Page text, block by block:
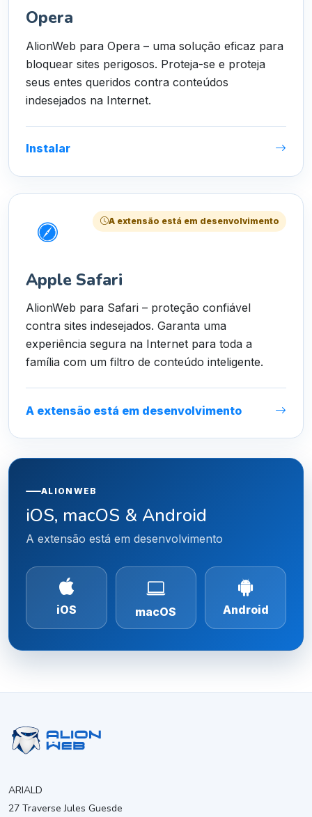
Opera
AlionWeb para Opera – uma solução eficaz para
bloquear sites perigosos. Proteja-se e proteja
seus entes queridos contra conteúdos
indesejados na Internet.
Instalar
A extensão está em desenvolvimento
Apple Safari
AlionWeb para Safari – proteção confiável
contra sites indesejados. Garanta uma
experiência segura na Internet para toda a
família com um filtro de conteúdo inteligente.
A extensão está em desenvolvimento
ALIONWEB
iOS, macOS & Android
A extensão está em desenvolvimento
iOS macOS Android
ARIALD
27 Traverse Jules Guesde